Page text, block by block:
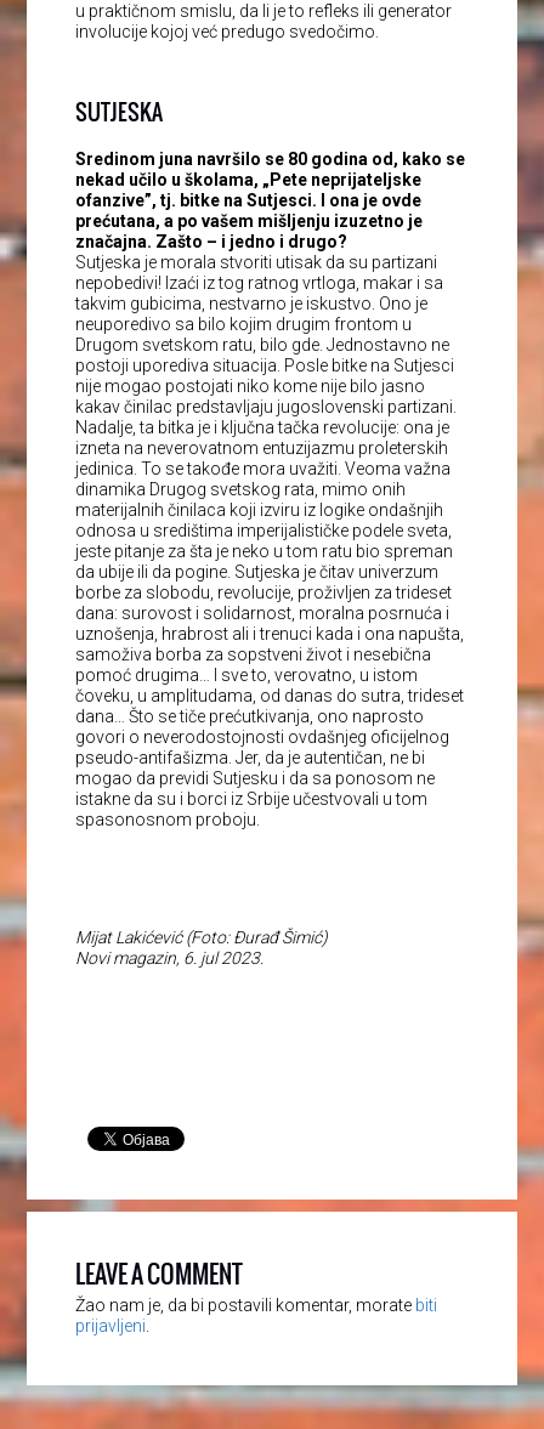
u praktičnom smislu, da li je to refleks ili generator
involucije kojoj već predugo svedočimo.
SUTJESKA
Sredinom juna navršilo se 80 godina od, kako se
nekad učilo u školama, „Pete neprijateljske
ofanzive”, tj. bitke na Sutjesci. I ona je ovde
prećutana, a po vašem mišljenju izuzetno je
značajna. Zašto – i jedno i drugo?
Sutjeska je morala stvoriti utisak da su partizani
nepobedivi! Izaći iz tog ratnog vrtloga, makar i sa
takvim gubicima, nestvarno je iskustvo. Ono je
neuporedivo sa bilo kojim drugim frontom u
Drugom svetskom ratu, bilo gde. Jednostavno ne
postoji uporediva situacija. Posle bitke na Sutjesci
nije mogao postojati niko kome nije bilo jasno
kakav činilac predstavljaju jugoslovenski partizani.
Nadalje, ta bitka je i ključna tačka revolucije: ona je
izneta na neverovatnom entuzijazmu proleterskih
jedinica. To se takođe mora uvažiti. Veoma važna
dinamika Drugog svetskog rata, mimo onih
materijalnih činilaca koji izviru iz logike ondašnjih
odnosa u središtima imperijalističke podele sveta,
jeste pitanje za šta je neko u tom ratu bio spreman
da ubije ili da pogine. Sutjeska je čitav univerzum
borbe za slobodu, revolucije, proživljen za trideset
dana: surovost i solidarnost, moralna posrnuća i
uznošenja, hrabrost ali i trenuci kada i ona napušta,
samoživa borba za sopstveni život i nesebična
pomoć drugima… I sve to, verovatno, u istom
čoveku, u amplitudama, od danas do sutra, trideset
dana… Što se tiče prećutkivanja, ono naprosto
govori o neverodostojnosti ovdašnjeg oficijelnog
pseudo-antifašizma. Jer, da je autentičan, ne bi
mogao da previdi Sutjesku i da sa ponosom ne
istakne da su i borci iz Srbije učestvovali u tom
spasonosnom proboju.
Mijat Lakićević (Foto: Đurađ Šimić)
Novi magazin, 6. jul 2023.
LEAVE A COMMENT
Žao nam je, da bi postavili komentar, morate biti
prijavljeni